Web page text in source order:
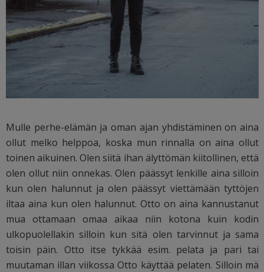
Mulle perhe-elämän ja oman ajan yhdistäminen on aina
ollut melko helppoa, koska mun rinnalla on aina ollut
toinen aikuinen. Olen siitä ihan älyttömän kiitollinen, että
olen ollut niin onnekas. Olen päässyt lenkille aina silloin
kun olen halunnut ja olen päässyt viettämään tyttöjen
iltaa aina kun olen halunnut. Otto on aina kannustanut
mua ottamaan omaa aikaa niin kotona kuin kodin
ulkopuolellakin silloin kun sitä olen tarvinnut ja sama
toisin päin. Otto itse tykkää esim. pelata ja pari tai
muutaman illan viikossa Otto käyttää pelaten. Silloin mä